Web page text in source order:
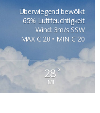
Überwiegend bewölkt
65% Luftfeuchtigkeit
Wind: 3m/s SSW
MAX C 20 • MIN C 20
28°
MI